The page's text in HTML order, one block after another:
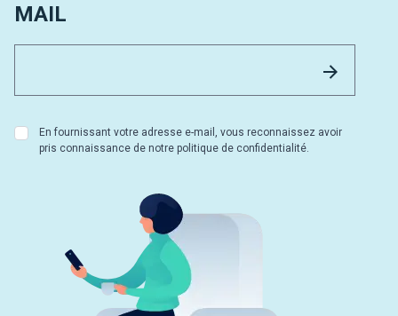
MAIL
En fournissant votre adresse e-mail, vous reconnaissez avoir
pris connaissance de notre politique de confidentialité.